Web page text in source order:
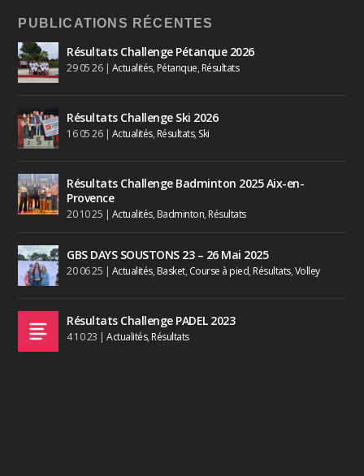
PUBLICATIONS RÉCENTES
Résultats Challenge Pétanque 2026
29 05 26| Actualités, Pétanque, Résultats
Résultats Challenge Ski 2026
16 05 26| Actualités, Résultats, Ski
Résultats Challenge Badminton 2025 Aix-en-
Provence
20 10 25 | Actualités, Badminton, Résultats
GBS DAYS SOUSTONS 23 – 26 Mai 2025
20 06 25 | Actualités, Basket, Course à pied, Résultats,Volley
Résultats Challenge PADEL 2023
4 10 23 |Actualités, Résultats